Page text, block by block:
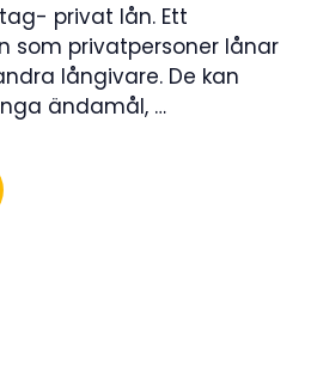
privat lån. Ett
som privatpersoner lånar
långivare. De kan
ändamål, …